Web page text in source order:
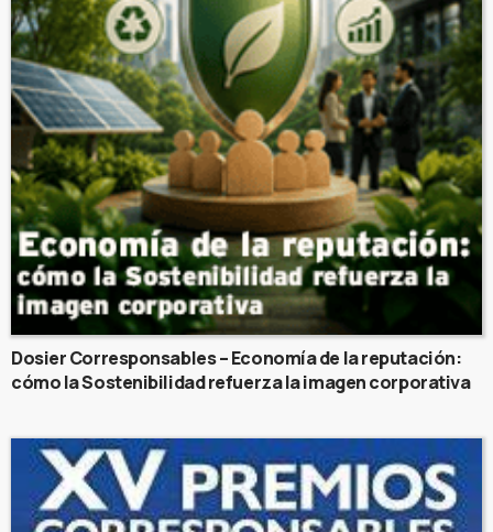
Dosier Corresponsables – Economía de la reputación:
cómo la Sostenibilidad refuerza la imagen corporativa